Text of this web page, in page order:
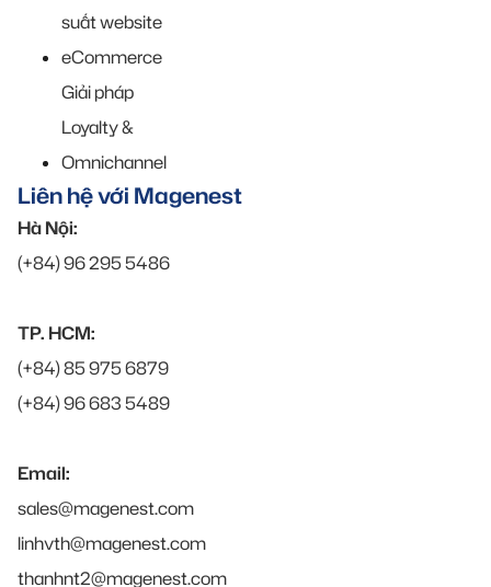
suất website
eCommerce
Giải pháp
Loyalty &
Omnichannel
Liên hệ với Magenest
Hà Nội:
(+84) 96 295 5486
TP. HCM:
(+84) 85 975 6879
(+84) 96 683 5489
Email:
sales@magenest.com
linhvth@magenest.com
thanhnt2@magenest.com